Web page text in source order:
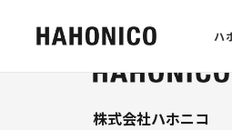
ハ
株式会社ハホニコ